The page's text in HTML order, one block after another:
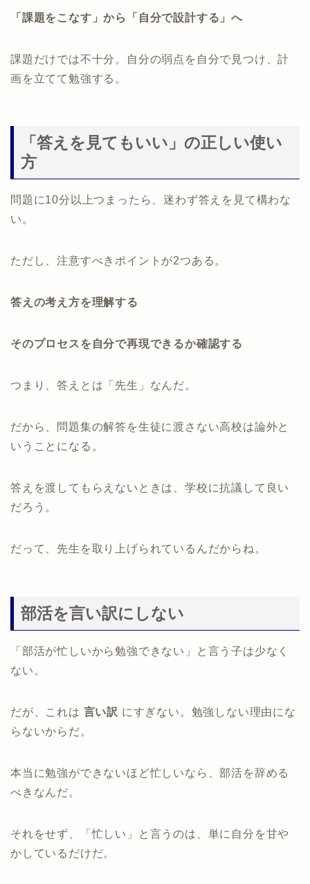
「課題をこなす」から「自分で設計する」へ
課題だけでは不十分。自分の弱点を自分で見つけ、計
画を立てて勉強する。
「答えを見てもいい」の正しい使い
方
問題に10分以上つまったら、迷わず答えを見て構わな
い。
ただし、注意すべきポイントが2つある。
答えの考え方を理解する
そのプロセスを自分で再現できるか確認する
つまり、答えとは「先生」なんだ。
だから、問題集の解答を生徒に渡さない高校は論外と
いうことになる。
答えを渡してもらえないときは、学校に抗議して良い
だろう。
だって、先生を取り上げられているんだからね。
部活を言い訳にしない
「部活が忙しいから勉強できない」と言う子は少なく
ない。
だが、これは 言い訳 にすぎない。勉強しない理由にな
らないからだ。
本当に勉強ができないほど忙しいなら、部活を辞める
べきなんだ。
それをせず、「忙しい」と言うのは、単に自分を甘や
かしているだけだ。